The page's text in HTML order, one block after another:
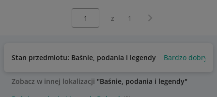
z 1 Następna strona
Stan przedmiotu: Baśnie, podania i legendy Bardzo dobry
Zobacz w innej lokalizacji "Baśnie, podania i legendy"